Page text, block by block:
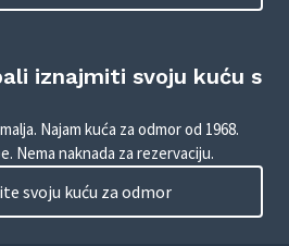
iznajmiti svoju kuću s
Najam kuća za odmor od 1968.
Nema naknada za rezervaciju.
svoju kuću za odmor